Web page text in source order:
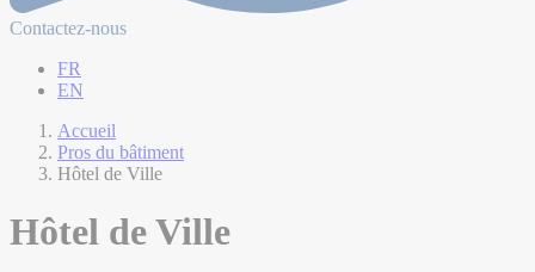
Contactez-nous
FR
EN
Accueil
Pros du bâtiment
Hôtel de Ville
Hôtel de Ville